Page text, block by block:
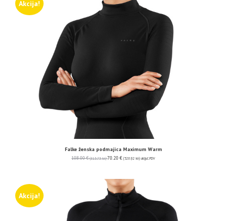
Akcija!
Falke ženska podmajica Maximum Warm
108.00€ (813.73 kn) 70.20 € (528.92 kn) uključ. PDV
Akcija!